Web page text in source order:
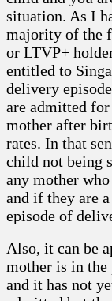
situation. As I
majority of the
or LTVP+
entitled to
delivery
are admitted
mother after
rates. In that
child not being
any mother
and if they are
episode of
Also, it can be
mother is in
and it has not